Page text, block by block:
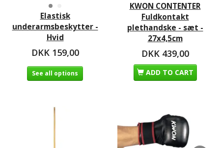
Elastisk
underarmsbeskytter -
Hvid
DKK 159,00
See all options
KWON CONTENTER
Fuldkontakt
plethandske - sæt -
27x4,5cm
DKK 439,00
ADD TO CART